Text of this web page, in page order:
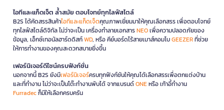
ไอทีและแก็ดเจ็ต ล้ำสมัย ตอบโจทย์ทุกไลฟ์สไตล์
B2S ได้คัดสรรสินค้าไอทีและแก็ดเจ็ตคุณภาพเยี่ยมมาให้คุณเลือกสรร เพื่อตอบโจทย์
ทุกไลฟ์สไตล์ดิจิทัล ไม่ว่าจะเป็น เครื่องทำลายเอกสารNEOเพื่อความปลอดภัยของ
ข้อมูล, เอ็กซ์เทอนัลฮาร์ดดิสก์WD, หรือ คีย์บอร์ดไร้สายเมาส์คอมโบGEEZERที่ช่วย
ให้การทำงานของคุณสะดวกสบายยิ่งขึ้น
เฟอร์นิเจอร์ดีไซน์ครบฟังก์ชั่น
นอกจากนี้ B2S ยังมีเฟอร์นิเจอร์ครบทุกฟังก์ชันให้คุณได้เลือกสรรเพื่อตกแต่งบ้าน
และที่ทำงาน ไม่ว่าจะเป็นโต๊ะทำงานพับได้ จากแบรนด์ONEหรือ เก้าอี้ทำงาน
Furradecก็มีให้เลือกครบครัน